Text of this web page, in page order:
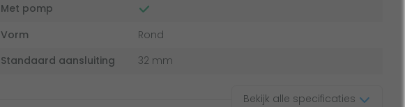
Met pomp
Vorm
Rond
Standaard aansluiting
32 mm
Bekijk alle specificaties